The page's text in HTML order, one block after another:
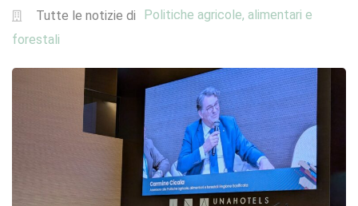
Tutte le notizie di
Politiche agricole, alimentari e
forestali